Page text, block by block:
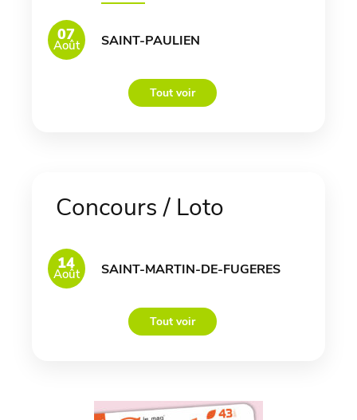
07
Août SAINT-PAULIEN
Tout voir
Concours / Loto
14
Août SAINT-MARTIN-DE-FUGERES
Tout voir